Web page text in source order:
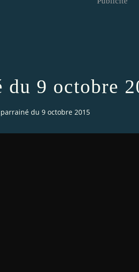
du 9 octobre
du 9 octobre 2015